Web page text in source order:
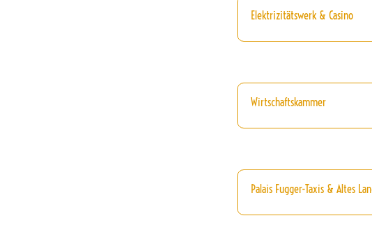
Elektrizitätswerk & Casino
Wirtschaftskammer
Palais Fugger-Taxis & Altes